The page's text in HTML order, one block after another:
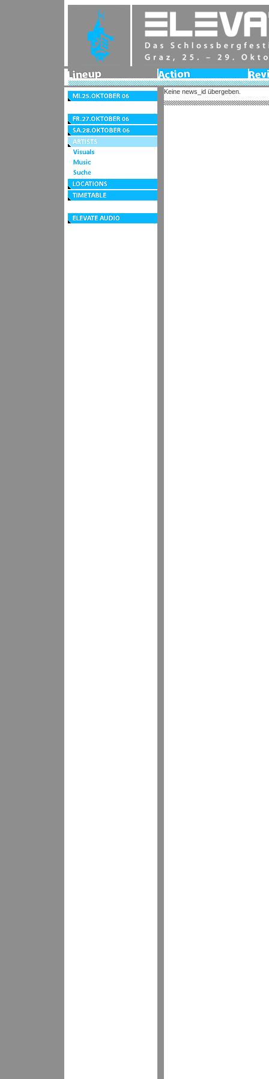
Lineup Action
2006
Mi.25.Oktober
06
06Fr.27.Oktober
06Sa.28.Oktober
06Artists
Visuals
Music
Suche
Locations
Timetable
elevate
audio
Keine news_id übergeben.